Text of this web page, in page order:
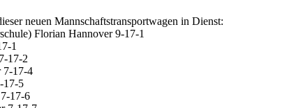
neuen Mannschaftstransportwagen in Dienst:
Florian Hannover 9-17-1
1
17-2
7-17-4
17-5
17-6